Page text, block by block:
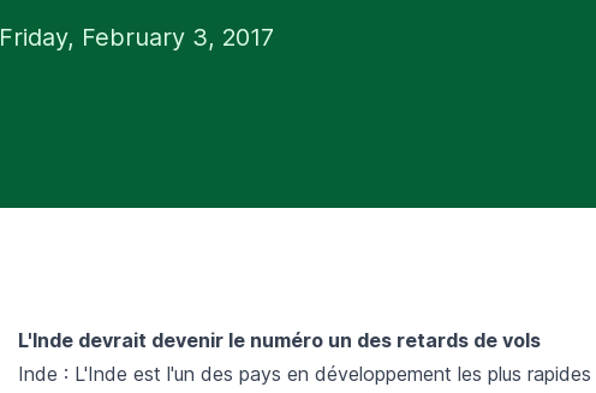
Friday, February 3, 2017
L'Inde devrait devenir le numéro un des retards de vols
Inde : L'Inde est l'un des pays en développement les plus